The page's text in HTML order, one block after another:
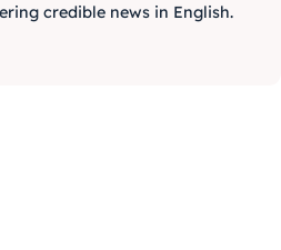
credible news in English.